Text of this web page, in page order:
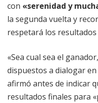
con «serenidad y
la segunda vuelta y
respetará los resultados
«Sea cual sea el
dispuestos a dialogar
afirmó antes de indicar
resultados finales para